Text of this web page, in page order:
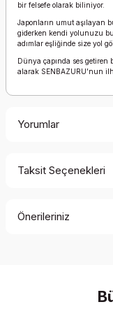
bir felsefe olarak biliniyor.
Japonların umut aşılayan
giderken kendi yolunuzu
adımlar eşliğinde size yol
Dünya çapında ses
alarak SENBAZURU’nun
Yorumlar
Taksit Seçenekleri
Önerileriniz
Görüş ve